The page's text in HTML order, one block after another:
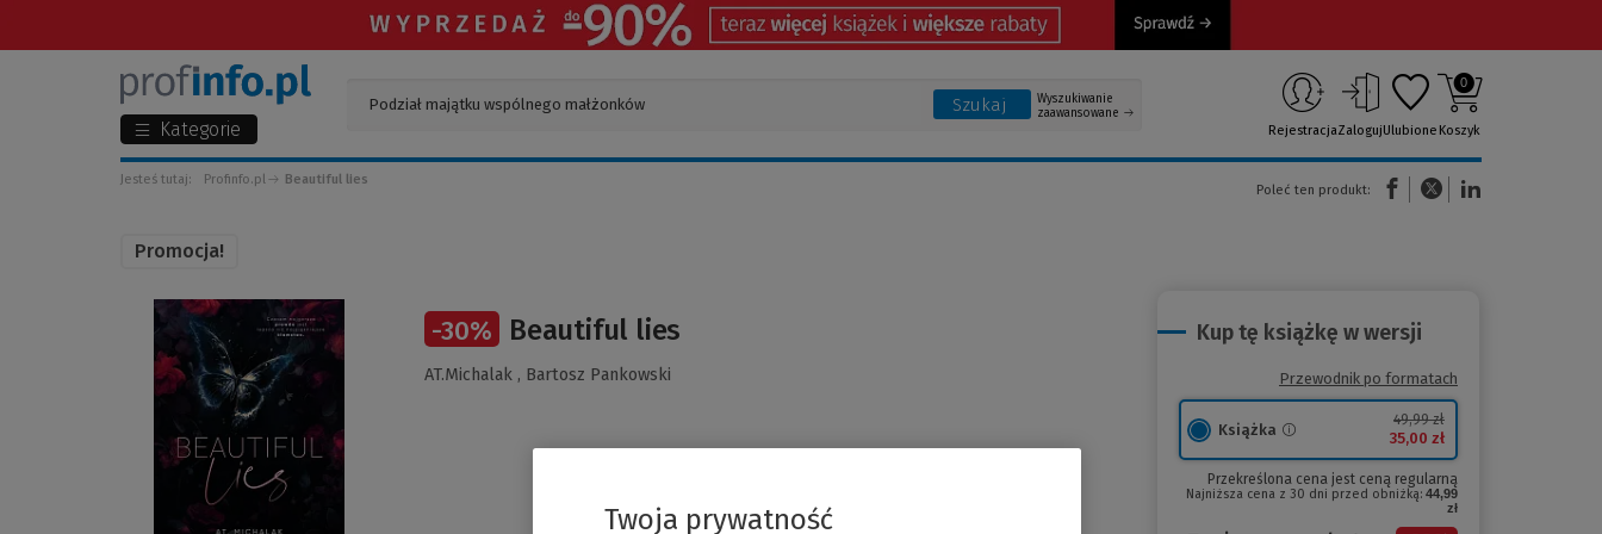
Kategorie
Szukaj
Wyszukiwanie
zaawansowane
RejestracjaZalogujUlubione
0
Koszyk
Jesteś tutaj: Profinfo.pl Beautiful lies
Poleć ten produkt:
(Nowe okno)(Link do innej strony)
Promocja!
do
innej
-30% Beautiful lies
AT.Michalak , Bartosz Pankowski
Kup tę książkę w wersji
Przewodnik po formatach
Książka
49,99 zł
35,00 zł
Przekreślona cena jest ceną regularną
Najniższa cena z 30 dni przed obniżką: 44,99
zł
Twoja prywatność